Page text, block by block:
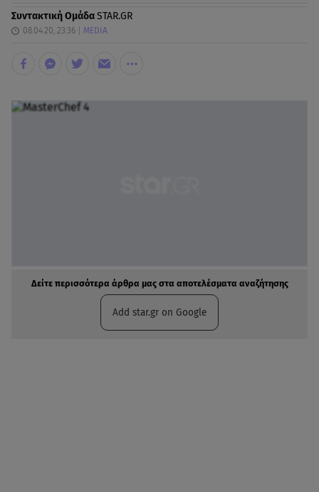
Συντακτική ΟμάδαSTAR.GR
08.04.20, 23:36 MEDIA
Δείτε περισσότερα άρθρα μας στα αποτελέσματα αναζήτησης
Add star.gr on Google